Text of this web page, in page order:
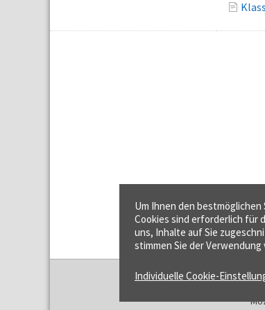
Um Ihnen den
Cookies sind erforderlich für
uns, Inhalte auf Sie
stimmen Sie der Verwendung
Individuelle Cookie-